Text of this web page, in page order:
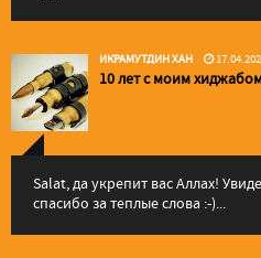
ИКРАМУТДИН ХАН
10 лет с моим
Salat, да укрепит вас Аллаx!
спасибо за теплые слова :-)...